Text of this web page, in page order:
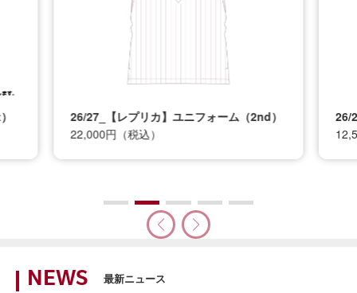
26/27_【レプリカ】ユニフォーム（2nd）
22,000円（税込）
26/
NEWS 最新ニュース